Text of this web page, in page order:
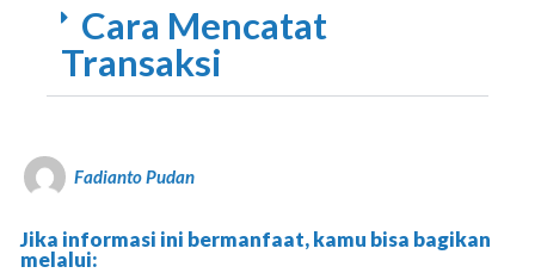
Cara Mencatat
Transaksi
Fadianto Pudan
Jika informasi ini bermanfaat, kamu bisa bagikan
melalui: